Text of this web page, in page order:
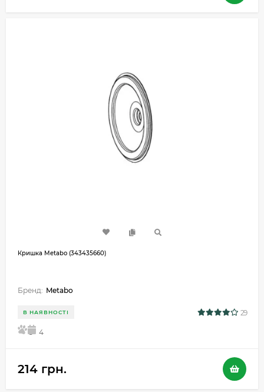
Кришка Metabo (343435660)
Бренд: Metabo
В НАЯВНОСТІ 29
5 4
214 грн.